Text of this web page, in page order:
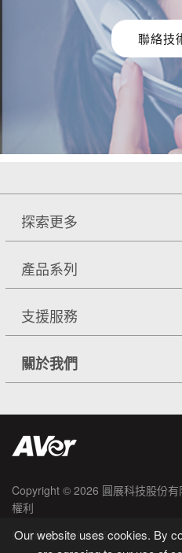
聯絡技
探索更多
產品系列
支援服務
關於我們
Copyright © 2026 圓展科技股份有
權利
網站導覽|隱私權條款
Our website uses cookies. By